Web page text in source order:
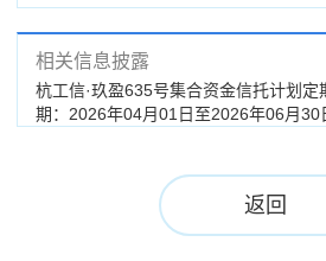
相关信息披露
杭工信·玖盈635号集合资金信托计划
期：2026年04月01日至2026年06月30
返回